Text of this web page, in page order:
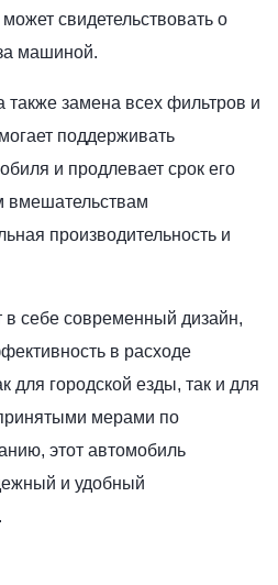
свидетельствовать о
машиной.
замена всех фильтров и
поддерживать
и продлевает срок его
вмешательствам
производительность и
в себе современный дизайн,
в расходе
для городской езды, так и для
мерами по
этот автомобиль
и удобный